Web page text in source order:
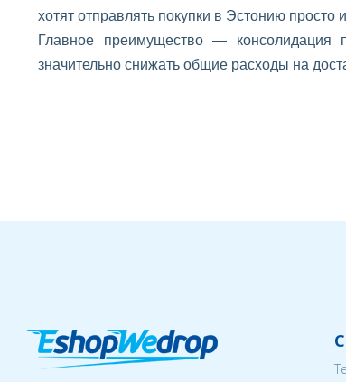
хотят отправлять покупки в Эстонию просто
Главное преимущество — консолидация
значительно снижать общие расходы на